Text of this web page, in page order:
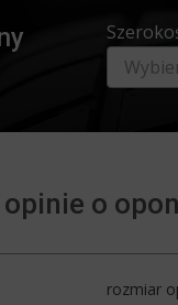
opinie o
rozmiar